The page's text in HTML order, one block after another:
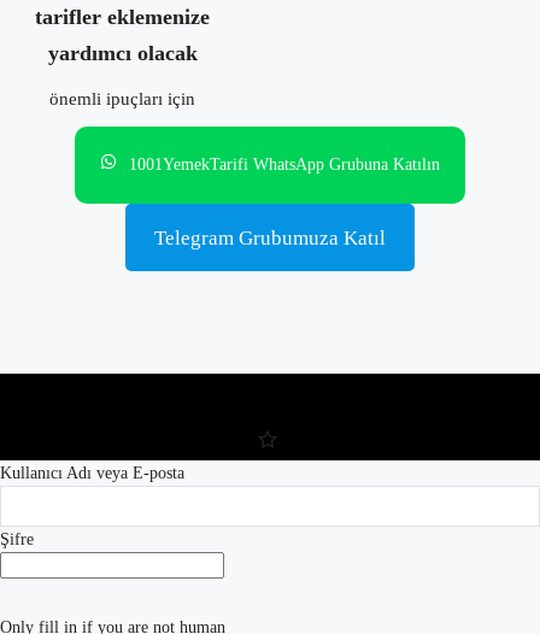
tarifler eklemenize
yardımcı olacak
önemli ipuçları için
1001YemekTarifi WhatsApp Grubuna Katılın
Telegram Grubumuza Katıl
Kullanıcı Adı veya E-posta
Şifre
Only fill in if you are not human